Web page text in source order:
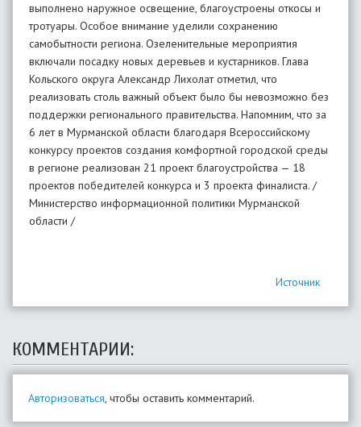
выполнено наружное освещение, благоустроены откосы и
тротуары. Особое внимание уделили сохранению
самобытности региона. Озеленительные мероприятия
включали посадку новых деревьев и кустарников. Глава
Кольского округа Александр Лихолат отметил, что
реализовать столь важный объект было бы невозможно без
поддержки регионального правительства. Напомним, что за
6 лет в Мурманской области благодаря Всероссийскому
конкурсу проектов создания комфортной городской среды
в регионе реализован 21 проект благоустройства — 18
проектов победителей конкурса и 3 проекта финалиста. /
Министерство информационной политики Мурманской
области /
Источник
КОММЕНТАРИИ:
Авторизоваться, чтобы оставить комментарий.